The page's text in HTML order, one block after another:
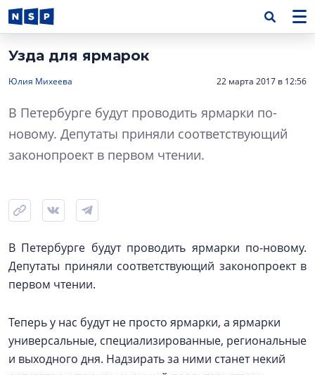
Узда для ярмарок
Юлия Михеева 22 марта 2017 в 12:56
В Петербурге будут проводить ярмарки по-
новому. Депутаты приняли соответствующий
законопроект в первом чтении.
В Петербурге будут проводить ярмарки по-новому.
Депутаты приняли соответствующий законопроект в
первом чтении.
Теперь у нас будут не просто ярмарки, а ярмарки
универсальные, специализированные, региональные
и выходного дня. Надзирать за ними станет некий